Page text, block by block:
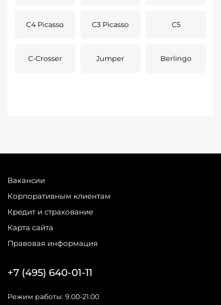
C4 Picasso C3 Picasso C5
C-Crosser Jumper Berlingo
Вакансии
Корпоративным клиентам
Кредит и страхование
Карта сайта
Правовая информация
+7 (495) 640-01-11
Режим работы: 9.00-21.00